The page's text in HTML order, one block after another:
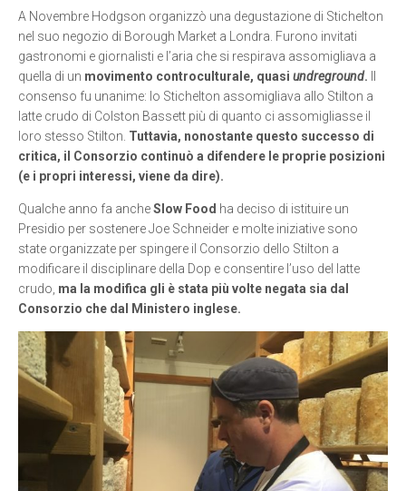
A Novembre Hodgson organizzò una degustazione di Stichelton
nel suo negozio di Borough Market a Londra. Furono invitati
gastronomi e giornalisti e l’aria che si respirava assomigliava a
quella di un movimento controculturale, quasi undreground.
consenso fu unanime: lo Stichelton assomigliava allo Stilton a
latte crudo di Colston Bassett più di quanto ci assomigliasse il
loro stesso Stilton. Tuttavia, nonostante questo successo di
critica, il Consorzio continuò a difendere le proprie posizioni
(e i propri interessi, viene da dire).
Qualche anno fa ancheSlow Food ha deciso di istituire un
Presidio per sostenere Joe Schneider e molte iniziative sono
state organizzate per spingere il Consorzio dello Stilton a
modificare il disciplinare della Dop e consentire l’uso del latte
crudo, ma la modifica gli è stata più volte negata sia dal
Consorzio che dal Ministero inglese.